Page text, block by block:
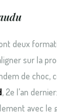
deux
sur la
de choc,
, 2e l’an
avec